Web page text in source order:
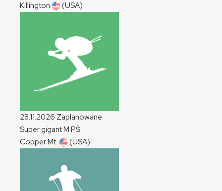
Killington
(USA)
28.11.2026 Zaplanowane
Super gigantM PŚ
Copper Mt.
(USA)